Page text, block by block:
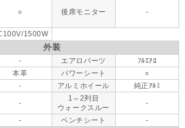
○ 後席モニター -
1500W
外装
- エアロパーツ
ﾌﾙｴｱﾛ
本革 パワーシート
○
- アルミホイール 純正ｱﾙﾐ
-
1⇔2列目
ウォークスルー
-
- ベンチシート -